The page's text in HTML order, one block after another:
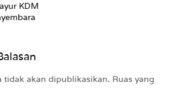
KDM
tidak akan dipublikasikan. Ruas yang